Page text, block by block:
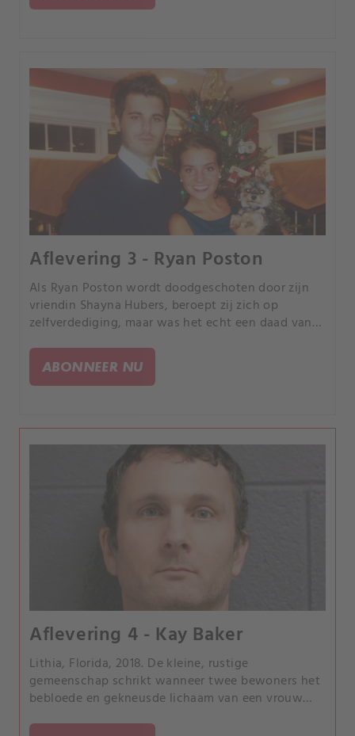
Aflevering 3 - Ryan Poston
Als Ryan Poston wordt doodgeschoten door zijn
vriendin Shayna Hubers, beroept zij zich op
zelfverdediging, maar was het echt een daad van
ABONNEER NU
Aflevering 4 - Kay Baker
Lithia, Florida, 2018. De kleine, rustige
gemeenschap schrikt wanneer twee bewoners het
bebloede en gekneusde lichaam van een vrouw